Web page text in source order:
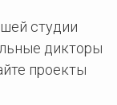
студии
дикторы
проекты